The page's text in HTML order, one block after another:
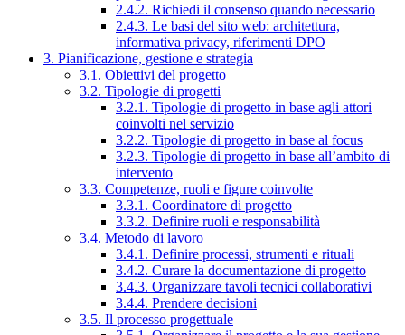
2.4.2. Richiedi il consenso quando necessario
2.4.3. Le basi del sito web: architettura,
informativa privacy, riferimenti DPO
3. Pianificazione, gestione e strategia
3.1. Obiettivi del progetto
3.2. Tipologie di progetti
3.2.1. Tipologie di progetto in base agli attori
coinvolti nel servizio
3.2.2. Tipologie di progetto in base al focus
3.2.3. Tipologie di progetto in base all’ambito di
intervento
3.3. Competenze, ruoli e figure coinvolte
3.3.1. Coordinatore di progetto
3.3.2. Definire ruoli e responsabilità
3.4. Metodo di lavoro
3.4.1. Definire processi, strumenti e rituali
3.4.2. Curare la documentazione di progetto
3.4.3. Organizzare tavoli tecnici collaborativi
3.4.4. Prendere decisioni
3.5. Il processo progettuale